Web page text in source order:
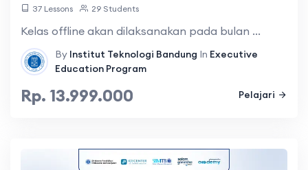
37 Lessons 29 Students
Kelas offline akan dilaksanakan pada bulan ...
By Institut Teknologi Bandung In Executive
Education Program
Rp. 13.999.000 Pelajari